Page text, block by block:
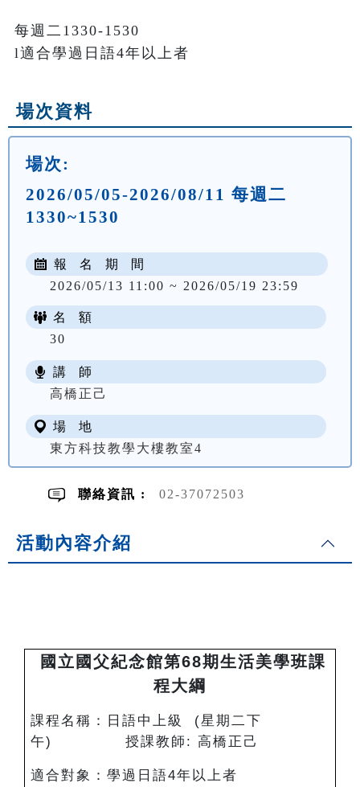
每週二1330-1530
l適合學過日語4年以上者
場次資料
場次:
2026/05/05-2026/08/11 每週二
1330~1530
報 名 期 間
2026/05/13 11:00 ~ 2026/05/19 23:59
名 額
30
講 師
高橋正己
場 地
東方科技教學大樓教室4
聯絡資訊 : 02-37072503
活動內容介紹
國立國父紀念館第68期生活美學班課
程大綱
課程名稱：日語中上級 (星期二下
午) 授課教師: 高橋正己
適合對象：學過日語4年以上者